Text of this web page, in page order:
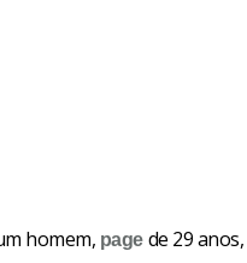
homem, page de 29 anos,